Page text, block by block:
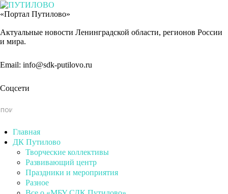
«Портал Путилово»
Актуальные новости Ленинградской области, регионов России
и мира.
Email: info@sdk-putilovo.ru
Соцсети
Главная
ДК Путилово
Творческие коллективы
Развивающий центр
Праздники и мероприятия
Разное